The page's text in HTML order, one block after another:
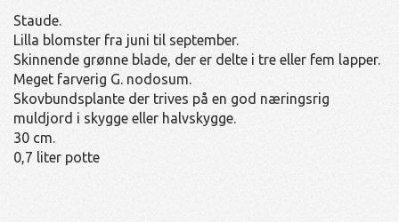
Staude.
Lilla blomster fra juni til september.
Skinnende grønne blade, der er delte i tre eller fem lapper.
Meget farverig G. nodosum.
Skovbundsplante der trives på en god næringsrig
muldjord i skygge eller halvskygge.
30 cm.
0,7 liter potte